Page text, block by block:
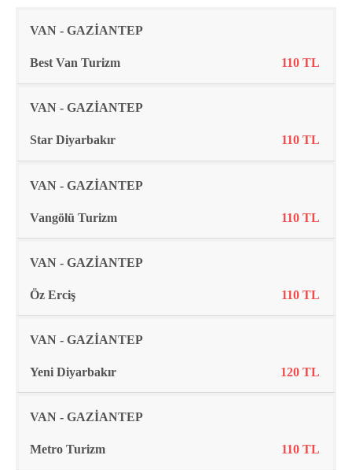
Rota Firma Fiyat
VAN - GAZİANTEP
Best Van Turizm 110 TL
VAN - GAZİANTEP
Star Diyarbakır 110 TL
VAN - GAZİANTEP
Vangölü Turizm 110 TL
VAN - GAZİANTEP
Öz Erciş 110 TL
VAN - GAZİANTEP
Yeni Diyarbakır 120 TL
VAN - GAZİANTEP
Metro Turizm 110 TL